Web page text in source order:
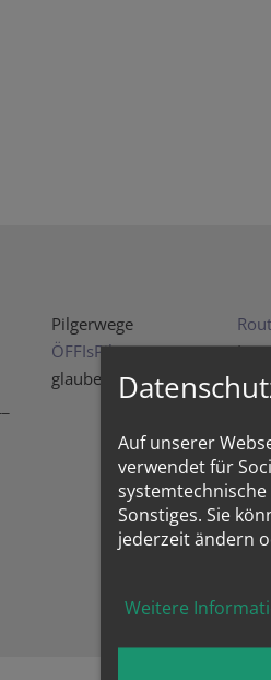
Pilgerwege
ÖFFIsPilgern
glaubensweg
Auf unserer
verwendet für
Sonstiges. Sie
jederzeit ändern
Weitere